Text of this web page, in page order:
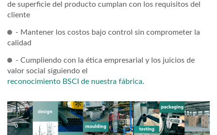
de superficie del producto cumplan con los requisitos del
cliente
- Mantener los costos bajo control sin comprometer la
calidad
- Cumpliendo con la ética empresarial y los juicios de
valor social siguiendo el
reconocimiento BSCI de nuestra fábrica.